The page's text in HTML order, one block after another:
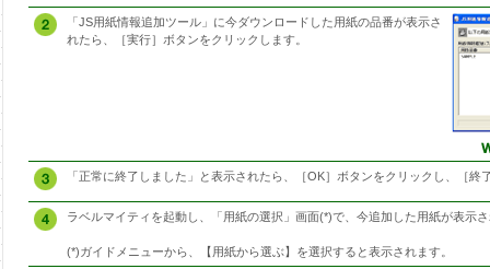
「JS用紙情報追加ツール」に今ダウンロードした用紙の品番が表示さ
れたら、［実行］ボタンをクリックします。
「正常に終了しました」と表示されたら、［OK］ボタンをクリックし、［終
ラベルマイティを起動し、「用紙の選択」画面(*)で、今追加した用紙が表示
(*)ガイドメニューから、【用紙から選ぶ】を選択すると表示されます。